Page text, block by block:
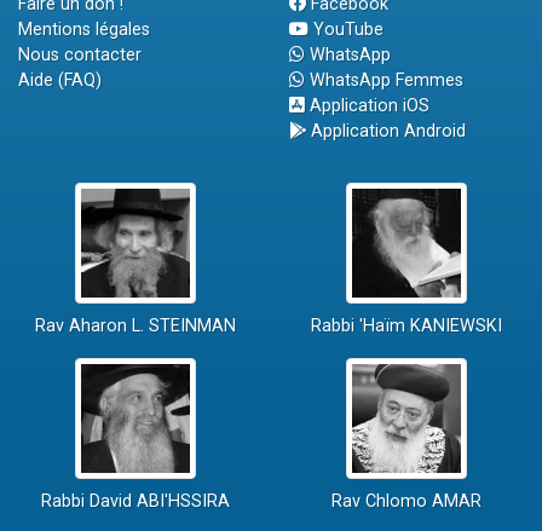
Faire un don !
Mentions légales
Nous contacter
Aide (FAQ)
Facebook
YouTube
WhatsApp
WhatsApp Femmes
Application iOS
Application Android
Rav Aharon L. STEINMAN Rabbi 'Haïm KANIEWSKI
Rabbi David ABI'HSSIRA Rav Chlomo AMAR